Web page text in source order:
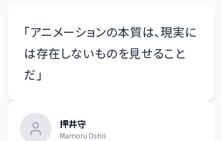
「アニメーションの本質は、現実に
は存在しないものを見せること
だ 」
押井守
Mamoru Oshii